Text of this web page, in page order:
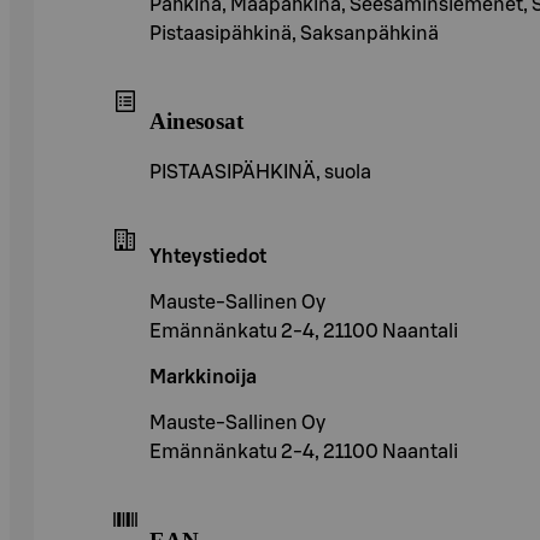
Pähkinä, Maapähkinä,
Pistaasipähkinä, Saksanpähkinä
Ainesosat
PISTAASIPÄHKINÄ, suola
Yhteystiedot
Mauste-Sallinen Oy
Emännänkatu 2-4, 21100 Naantali
Markkinoija
Mauste-Sallinen Oy
Emännänkatu 2-4, 21100 Naantali